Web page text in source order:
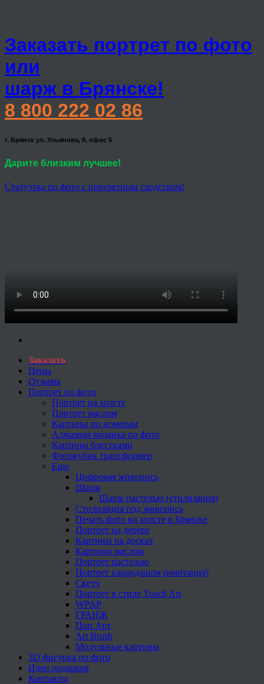
Заказать портрет по фото
или
шарж в Брянске!
8 800 222 02 86
г. Брянск ул. Ульянова, 8, офис 5
Дарите близким лучшее!
Статуэтка по фото с портретным сходством!
Заказать
Цены
Отзывы
Портрет по фото
Портрет на холсте
Портрет маслом
Картины по номерам
Алмазная мозаика по фото
Картины блестками
Фотокубик трансформер
Еще
Цифровая живопись
Шарж
Шарж пастелью (стилизация)
Стилизация под живопись
Печать фото на холсте в Брянске
Портрет на дереве
Картины на досках
Картины маслом
Портрет пастелью
Портрет карандашом (имитация)
Скетч
Портрет в стиле Touch Art
WPAP
ГРАНЖ
Поп Арт
Art Brush
Модульные картины
3D фигурка по фото
Идеи подарков
Контакты